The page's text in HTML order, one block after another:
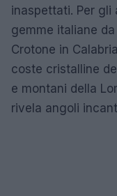
inaspettati. Per gli
gemme italiane
Crotone in
coste cristalline
e montani della
rivela angoli